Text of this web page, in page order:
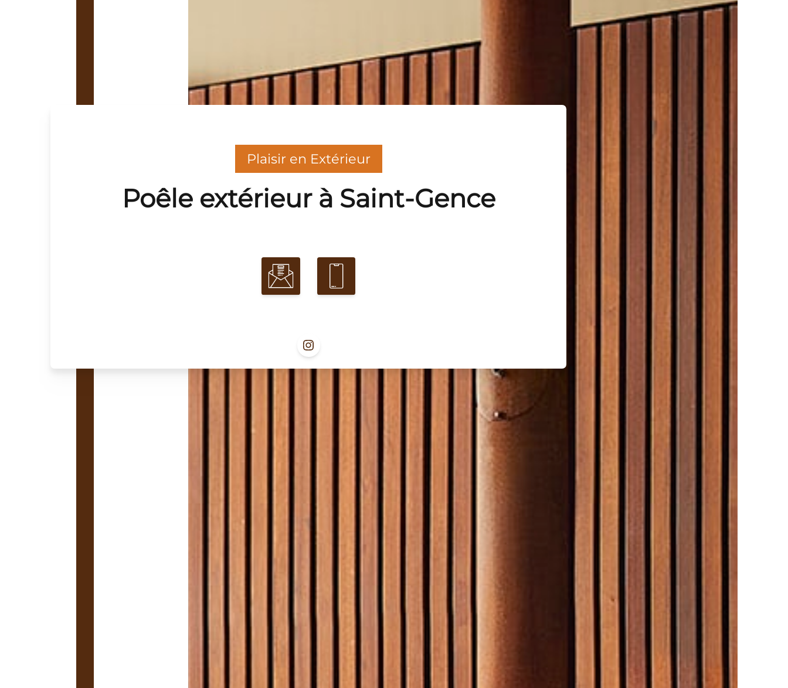
Plaisir en Extérieur
Poêle extérieur à Saint-Gence